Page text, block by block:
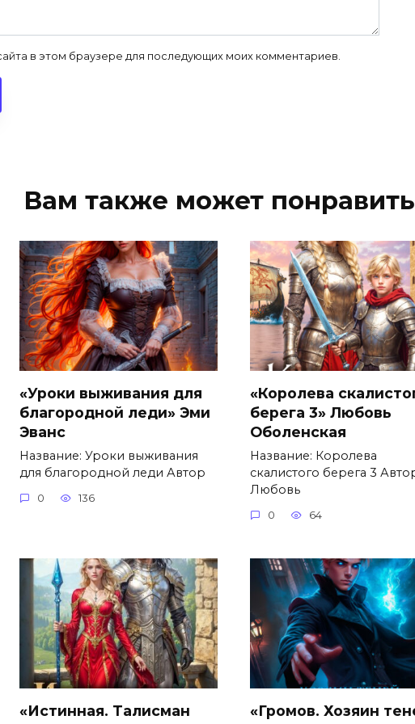
в этом браузере для последующих моих комментариев.
Вам также может
«Уроки выживания для
благородной леди» Эми
Эванс
Название: Уроки выживания
для благородной леди Автор
0 136
«Королева
берега 3» Любовь
Оболенская
Название: Королева
скалистого берега 3
Любовь
0 64
«Истинная. Талисман
«Громов. Хозяин